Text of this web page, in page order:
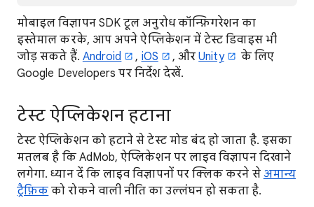
मोबाइल विज्ञापन SDK टूल अनुरोध कॉन्फ़िगरेशन का
इस्तेमाल करके, आप अपने ऐप्लिकेशन में टेस्ट डिवाइस भी
जोड़ सकते हैं. Android , iOS , औरUnity
के लिए
Google Developers पर निर्देश देखें.
टेस्ट ऐप्लिकेशन हटाना
टेस्ट ऐप्लिकेशन को हटाने से टेस्ट मोड बंद हो जाता है. इसका
मतलब है कि AdMob, ऐप्लिकेशन पर लाइव विज्ञापन दिखाने
लगेगा. ध्यान दें कि लाइव विज्ञापनों पर क्लिक करने से अमान्य
ट्रैफ़िक को रोकने वाली नीति का उल्लंघन हो सकता है.